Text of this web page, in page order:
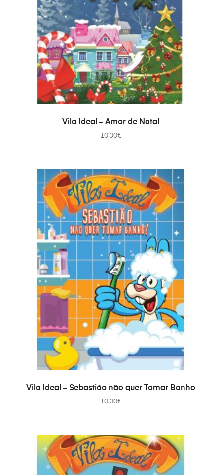
AJOUTER AU PANIER
Vila Ideal – Amor de Natal
10.00€
AJOUTER AU PANIER
Vila Ideal – Sebastião não quer Tomar Banho
10.00€